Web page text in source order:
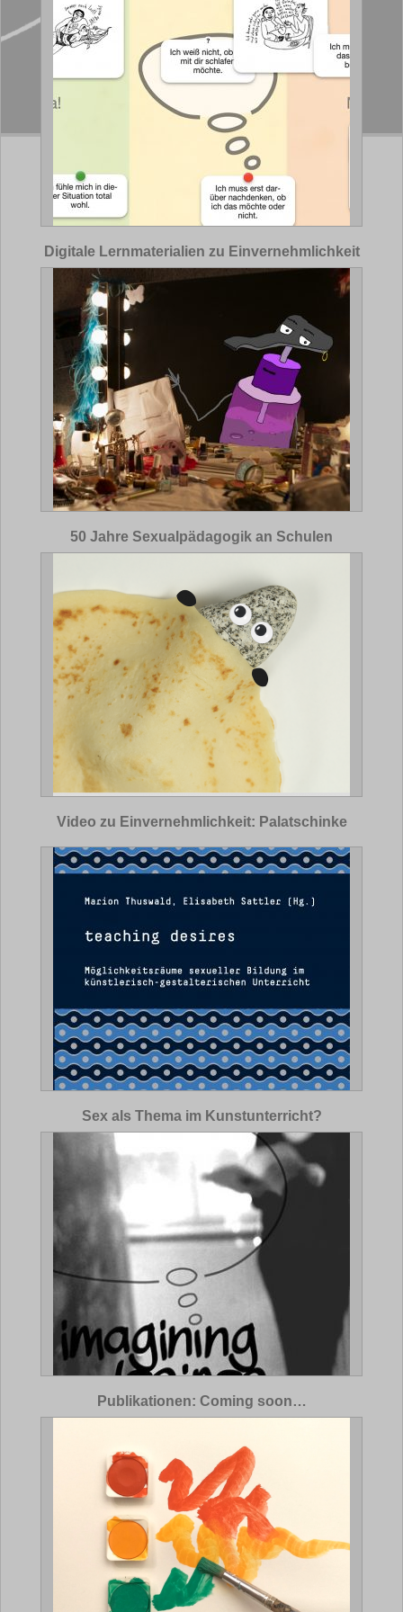
Digitale Lernmaterialien zu Einvernehmlichkeit
50 Jahre Sexualpädagogik an Schulen
Video zu Einvernehmlichkeit: Palatschinke
Sex als Thema im Kunstunterricht?
Publikationen: Coming soon…